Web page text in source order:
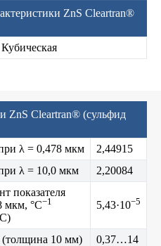
ZnS Cleartran®
Кубическая
ZnS Cleartran® (сульфид
λ = 0,478 мкм
2,44915
λ = 10,0 мкм
2,20084
показателя
мкм, °C−1 5,43·10−5
(толщина 10 мм) 0,37…14